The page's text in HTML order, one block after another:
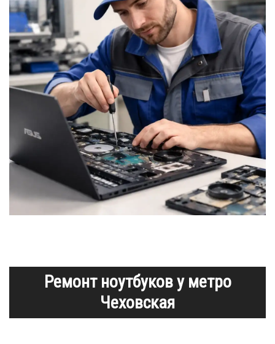
Ремонт ноутбуков у метро
Чеховская